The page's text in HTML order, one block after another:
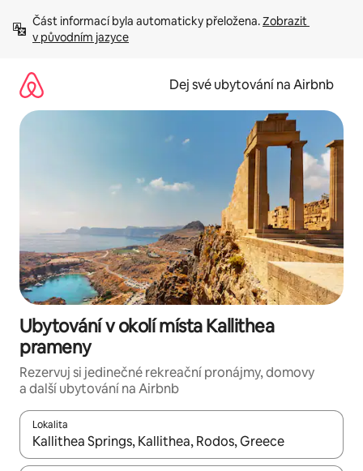
obsah
Část informací byla automaticky přeložena. Zobrazit
v původním jazyce
Dej své ubytování na Airbnb
Ubytování v okolí místa Kallithea
prameny
Rezervuj si jedinečné rekreační pronájmy, domovy
a další ubytování na Airbnb
Lokalita
Až budou výsledky k dispozici, můžeš si je procházet pomocí